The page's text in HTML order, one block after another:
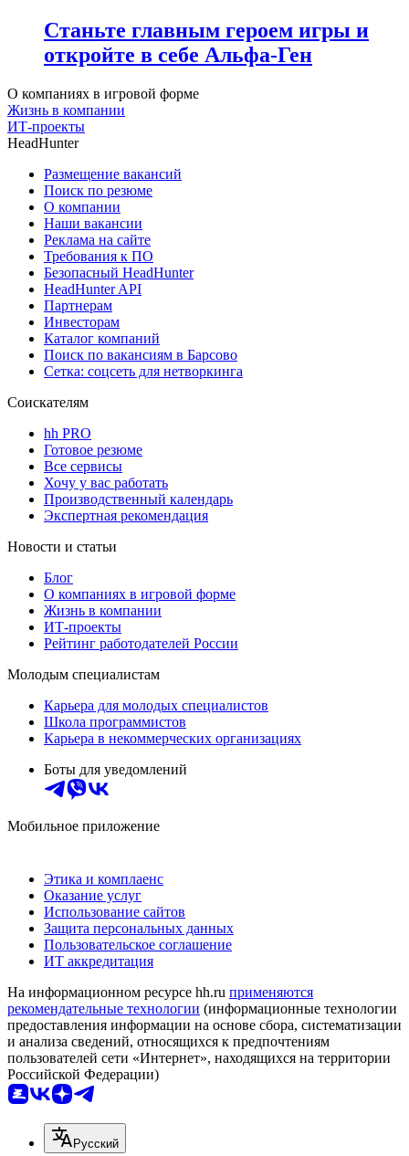
Станьте главным героем игры и
откройте в себе Альфа-Ген
О компаниях в игровой форме
Жизнь в компании
ИТ-проекты
HeadHunter
Размещение вакансий
Поиск по резюме
О компании
Наши вакансии
Реклама на сайте
Требования к ПО
Безопасный HeadHunter
HeadHunter API
Партнерам
Инвесторам
Каталог компаний
Поиск по вакансиям в Барсово
Сетка: соцсеть для нетворкинга
Соискателям
hh PRO
Готовое резюме
Все сервисы
Хочу у вас работать
Производственный календарь
Экспертная рекомендация
Новости и статьи
Блог
О компаниях в игровой форме
Жизнь в компании
ИТ-проекты
Рейтинг работодателей России
Молодым специалистам
Карьера для молодых специалистов
Школа программистов
Карьера в некоммерческих организациях
Боты для уведомлений
Мобильное приложение
Этика и комплаенс
Оказание услуг
Использование сайтов
Защита персональных данных
Пользовательское соглашение
ИТ аккредитация
На информационном ресурсе hh.ru применяются
рекомендательные технологии (информационные технологии
предоставления информации на основе сбора, систематизации
и анализа сведений, относящихся к предпочтениям
пользователей сети «Интернет», находящихся на территории
Российской Федерации)
Русский